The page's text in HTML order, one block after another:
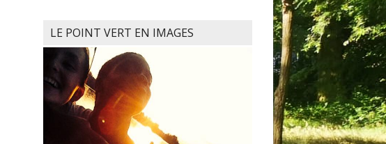
LE POINT VERT EN IMAGES